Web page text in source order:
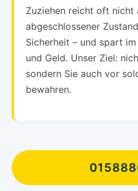
Zuziehen reicht oft nicht
abgeschlossener
Sicherheit – und spart
und Geld. Unser Ziel:
sondern Sie auch vor
bewahren.